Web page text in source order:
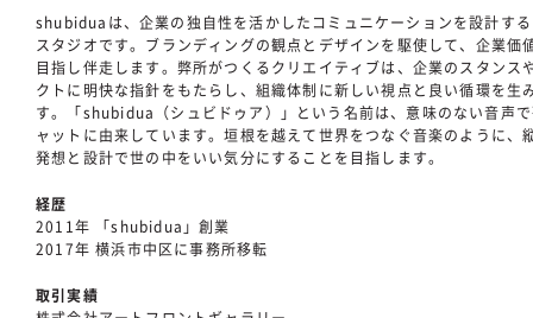
shubiduaは、企業の独自性を活かしたコミュニケーションを設計す
スタジオです。ブランディングの観点とデザインを駆使して、企業価
目指し伴走します。弊所がつくるクリエイティブは、企業のスタンス
クトに明快な指針をもたらし、組織体制に新しい視点と良い循環を生
す。「shubidua（シュビドゥア）」という名前は、意味のない音声
ャットに由来しています。垣根を越えて世界をつなぐ音楽のように、
発想と設計で世の中をいい気分にすることを目指します。
経歴
2011年 「shubidua」創業
2017年 横浜市中区に事務所移転
取引実績